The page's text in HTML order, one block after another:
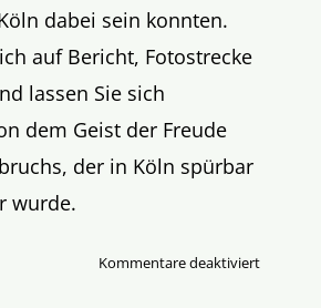
dabei sein konnten.
auf Bericht, Fotostrecke
lassen Sie sich
dem Geist der Freude
der in Köln spürbar
wurde.
Kommentare deaktiviertfür